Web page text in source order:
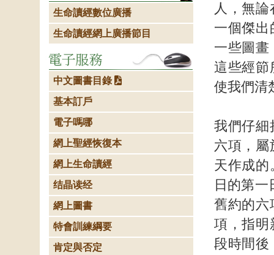
人，無
一個傑出
一些圖畫
這些經節
使我們清
我們仔細
六項，屬
天作成的
日的第一
舊約的六
項，指明
段時間後
生命讀經數位廣播
生命讀經網上廣播節目
中文圖書目錄
基本訂戶
電子嗎哪
網上聖經恢復本
網上生命讀經
结晶读经
網上圖書
特會訓練綱要
肯定與否定